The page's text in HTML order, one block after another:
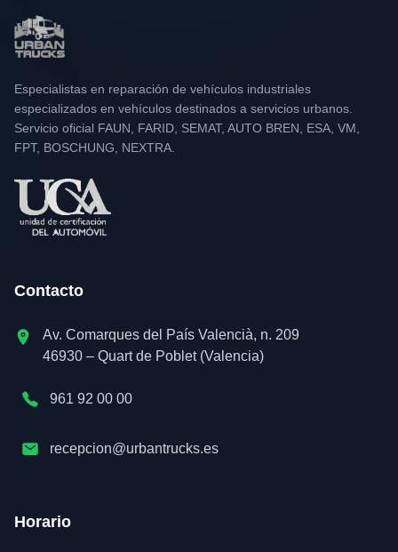
Especialistas en reparación de vehículos industriales
especializados en vehículos destinados a servicios urbanos.
Servicio oficial FAUN, FARID, SEMAT, AUTO BREN, ESA, VM,
FPT, BOSCHUNG, NEXTRA.
Contacto
Av. Comarques del País Valencià, n. 209
46930 – Quart de Poblet (Valencia)
961 92 00 00
recepcion@urbantrucks.es
Horario